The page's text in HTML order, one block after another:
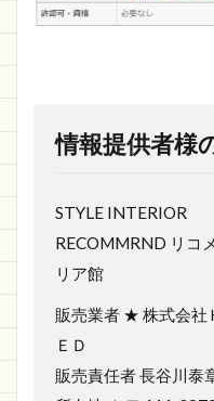
情報提供者様
STYLE INTERIOR
RECOMMRND リコ
リア館
販売業者 ★ 株式会社
ＥＤ
販売責任者 長谷川泰